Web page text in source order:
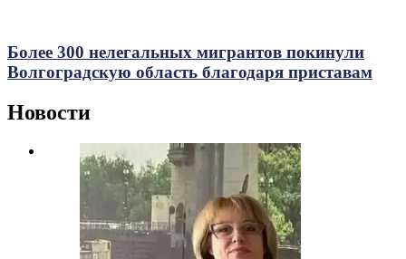
Более 300 нелегальных мигрантов покинули
Волгоградскую область благодаря приставам
Новости